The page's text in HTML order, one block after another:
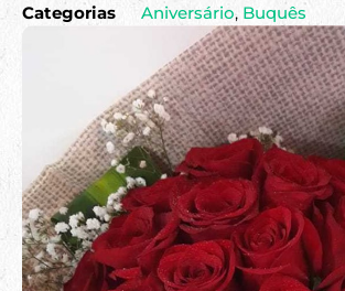
Categorias
Aniversário, Buquês